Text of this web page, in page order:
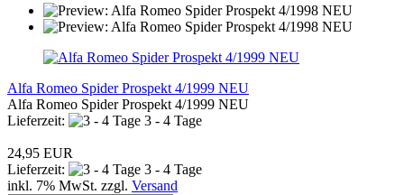
Alfa Romeo Spider Prospekt 4/1999 NEU
Alfa Romeo Spider Prospekt 4/1999 NEU
Lieferzeit:
3 - 4 Tage
24,95 EUR
Lieferzeit:
3 - 4 Tage
inkl. 7% MwSt. zzgl. Versand